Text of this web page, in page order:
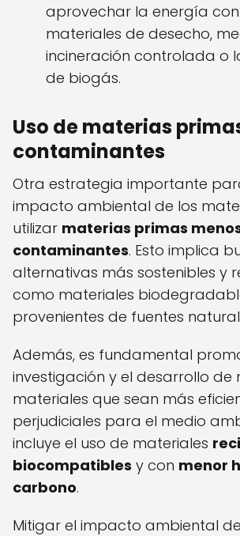
aprovechar la energía
materiales de desecho,
incineración controlada o
de biogás.
Uso de materias
contaminantes
Otra estrategia importante
impacto ambiental de los
utilizar materias primas
contaminantes. Esto implica
alternativas más sostenibles y
como materiales
provenientes de fuentes
Además, es fundamental
investigación y el desarrollo de
materiales que sean más
perjudiciales para el medio
incluye el uso de materiales
biocompatibles y con menor
carbono.
Mitigar el impacto ambiental